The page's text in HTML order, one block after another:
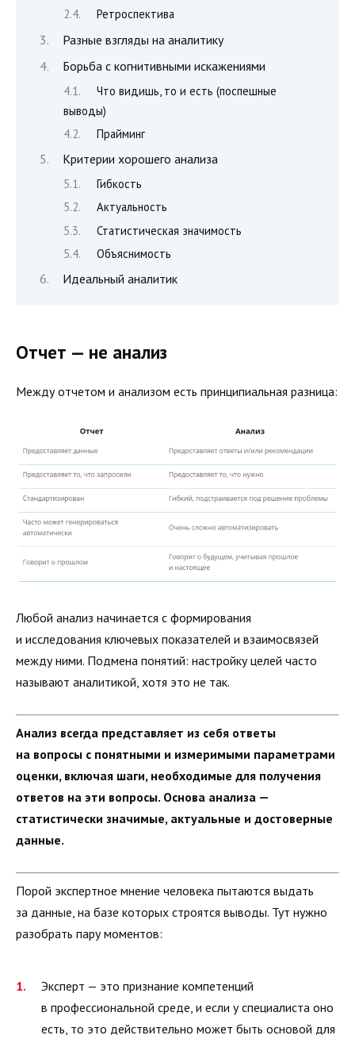
Ретроспектива
Разные взгляды на аналитику
Борьба с когнитивными искажениями
Что видишь, то и есть (поспешные
выводы)
Прайминг
Критерии хорошего анализа
Гибкость
Актуальность
Статистическая значимость
Объяснимость
Идеальный аналитик
Отчет — не анализ
Между отчетом и анализом есть принципиальная разница:
Любой анализ начинается с формирования
и исследования ключевых показателей и взаимосвязей
между ними. Подмена понятий: настройку целей часто
называют аналитикой, хотя это не так.
Анализ всегда представляет из себя ответы
на вопросы с понятными и измеримыми параметрами
оценки, включая шаги, необходимые для получения
ответов на эти вопросы. Основа анализа —
статистически значимые, актуальные и достоверные
данные.
Порой экспертное мнение человека пытаются выдать
за данные, на базе которых строятся выводы. Тут нужно
разобрать пару моментов:
Эксперт — это признание компетенций
в профессиональной среде, и если у специалиста оно
есть, то это действительно может быть основой для